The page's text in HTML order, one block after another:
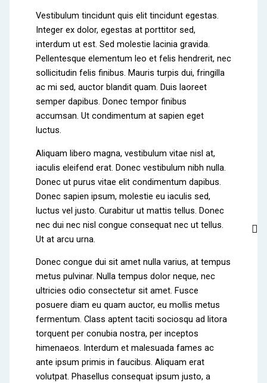
Vestibulum tincidunt quis elit tincidunt egestas.
Integer ex dolor, egestas at porttitor sed,
interdum ut est. Sed molestie lacinia gravida.
Pellentesque elementum leo et felis hendrerit, nec
sollicitudin felis finibus. Mauris turpis dui, fringilla
ac mi sed, auctor blandit quam. Duis laoreet
semper dapibus. Donec tempor finibus
accumsan. Ut condimentum at sapien eget
luctus.
Aliquam libero magna, vestibulum vitae nisl at,
iaculis eleifend erat. Donec vestibulum nibh nulla.
Donec ut purus vitae elit condimentum dapibus.
Donec sapien ipsum, molestie eu iaculis sed,
luctus vel justo. Curabitur ut mattis tellus. Donec
nec dui nec nisl congue consequat nec ut tellus.
Ut at arcu urna.
Donec congue dui sit amet nulla varius, at tempus
metus pulvinar. Nulla tempus dolor neque, nec
ultricies odio consectetur sit amet. Fusce
posuere diam eu quam auctor, eu mollis metus
fermentum. Class aptent taciti sociosqu ad litora
torquent per conubia nostra, per inceptos
himenaeos. Interdum et malesuada fames ac
ante ipsum primis in faucibus. Aliquam erat
volutpat. Phasellus consequat ipsum justo, a